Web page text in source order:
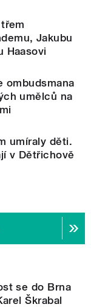
Jakubu
Haasovi
ombudsmana
umělců na
umíraly děti.
v Dětřichově
se do Brna
Škrabal